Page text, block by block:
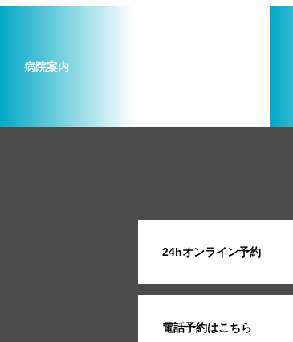
病院案内
24hオンライン予約
電話予約はこちら